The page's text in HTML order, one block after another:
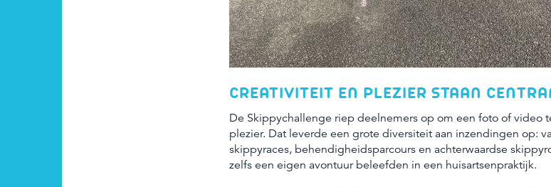
CREATIVITEIT EN PLEZIER STAAN
De Skippychallenge riep deelnemers op om een foto of video
plezier. Dat leverde een grote diversiteit aan inzendingen op:
skippyraces, behendigheidsparcours en achterwaardse
zelfs een eigen avontuur beleefden in een huisartsenpraktijk.